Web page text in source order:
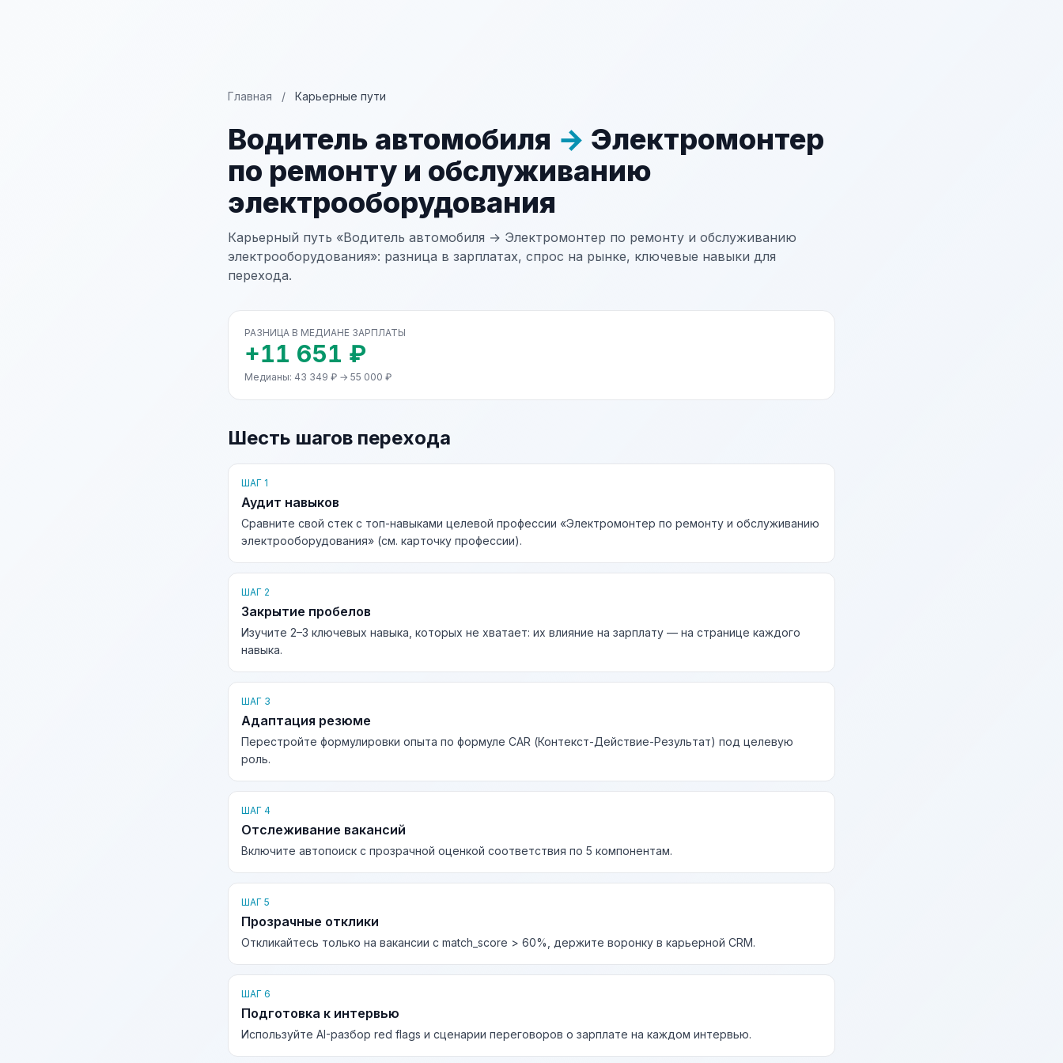
Главная / Карьерные пути
Водитель автомобиля → Электромонтер
по ремонту и обслуживанию
электрооборудования
Карьерный путь «Водитель автомобиля → Электромонтер по ремонту и обслуживанию
электрооборудования»: разница в зарплатах, спрос на рынке, ключевые навыки для
перехода.
РАЗНИЦА В МЕДИАНЕ ЗАРПЛАТЫ
+11 651 ₽
Медианы: 43 349 ₽ → 55 000 ₽
Шесть шагов перехода
ШАГ 1
Аудит навыков
Сравните свой стек с топ-навыками целевой профессии «Электромонтер по ремонту и обслуживанию
электрооборудования» (см. карточку профессии).
ШАГ 2
Закрытие пробелов
Изучите 2–3 ключевых навыка, которых не хватает: их влияние на зарплату — на странице каждого
навыка.
ШАГ 3
Адаптация резюме
Перестройте формулировки опыта по формуле CAR (Контекст-Действие-Результат) под целевую
роль.
ШАГ 4
Отслеживание вакансий
Включите автопоиск с прозрачной оценкой соответствия по 5 компонентам.
ШАГ 5
Прозрачные отклики
Откликайтесь только на вакансии с match_score > 60%, держите воронку в карьерной CRM.
ШАГ 6
Подготовка к интервью
Используйте AI-разбор red flags и сценарии переговоров о зарплате на каждом интервью.